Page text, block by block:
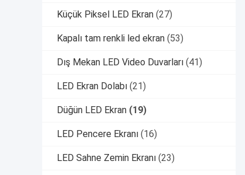
Küçük Piksel LED Ekran (27)
Kapalı tam renkli led ekran (53)
Dış Mekan LED Video Duvarları (41)
LED Ekran Dolabı (21)
Düğün LED Ekran (19)
LED Pencere Ekranı (16)
LED Sahne Zemin Ekranı (23)